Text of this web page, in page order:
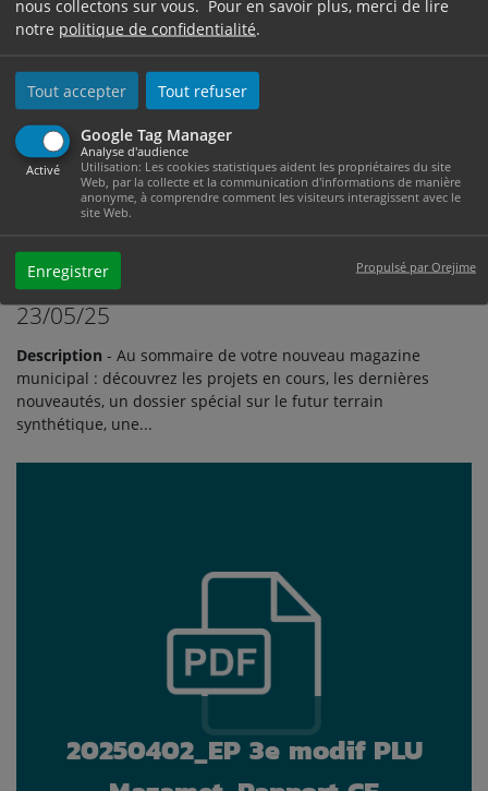
nous collectons sur vous. Pour en savoir plus, merci de lire
notre politique de confidentialité.
Tout accepter Tout refuser
Google Tag Manager
Activé
Analyse d'audience
Utilisation: Les cookies statistiques aident les propriétaires du site
Web, par la collecte et la communication d'informations de manière
anonyme, à comprendre comment les visiteurs interagissent avec le
site Web.
Enregistrer Propulsé par Orejime
Magazine municipal n°112
pdf - 38 Mo
23/05/25
Description - Au sommaire de votre nouveau magazine
municipal : découvrez les projets en cours, les dernières
nouveautés, un dossier spécial sur le futur terrain
synthétique, une...
20250402_EP 3e modif PLU